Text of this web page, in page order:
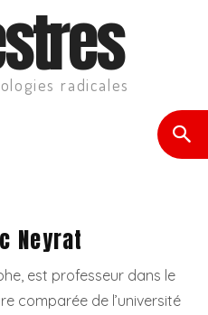
radicales
Neyrat
est professeur dans le
comparée de l’université